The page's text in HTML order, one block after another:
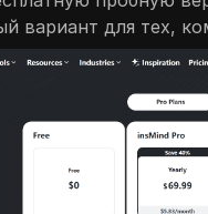
вариант для тех,